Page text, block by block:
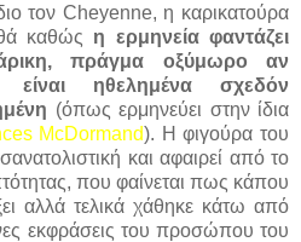
τον Cheyenne, η καρικατούρα
καθώς η ερμηνεία φαντάζει
πράγμα οξύμωρο αν
ηθελημένα σχεδόν
(όπως ερμηνεύει στην ίδια
McDormand). Η φιγούρα του
και αφαιρεί από το
που φαίνεται πως κάπου
αλλά τελικά χάθηκε κάτω από
εκφράσεις του προσώπου του